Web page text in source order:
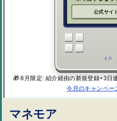
公式サイ
AD
🎁 8月限定: 紹介経由の新規登録+3日
今月のキャンペー
マネモア